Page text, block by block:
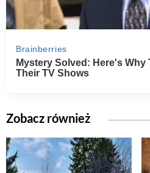
Zobacz również